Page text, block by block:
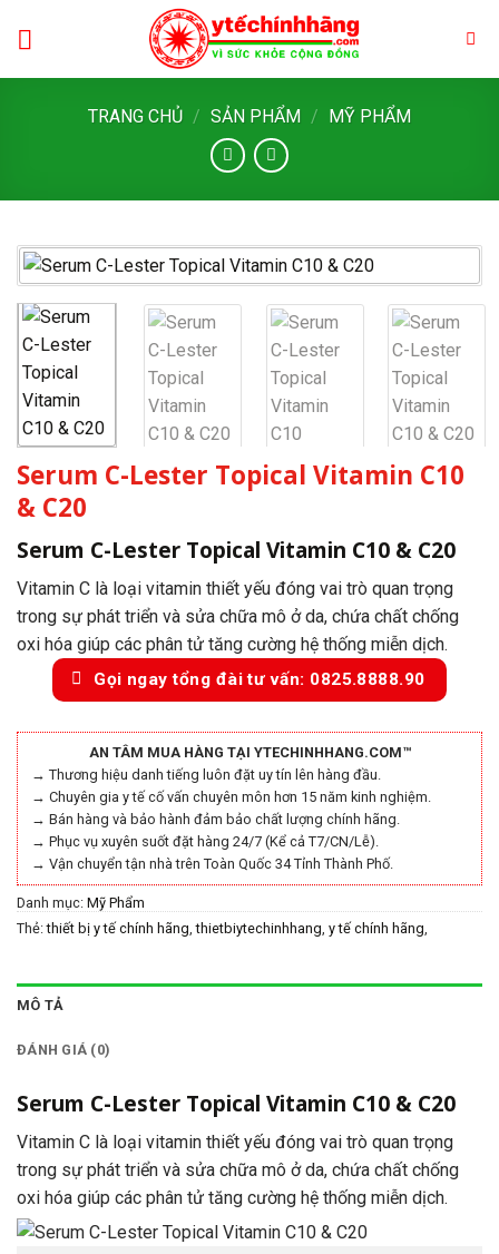
TRANG CHỦ / SẢN PHẨM / MỸ PHẨM
Serum C-Lester Topical Vitamin C10
& C20
Serum C-Lester Topical Vitamin C10 & C20
Vitamin C là loại vitamin thiết yếu đóng vai trò quan trọng
trong sự phát triển và sửa chữa mô ở da, chứa chất chống
oxi hóa giúp các phân tử tăng cường hệ thống miễn dịch.
Gọi ngay tổng đài tư vấn: 0825.8888.90
AN TÂM MUA HÀNG TẠI YTECHINHHANG.COM™
→ Thương hiệu danh tiếng luôn đặt uy tín lên hàng đầu.
→ Chuyên gia y tế cố vấn chuyên môn hơn 15 năm kinh nghiệm.
→ Bán hàng và bảo hành đảm bảo chất lượng chính hãng.
→ Phục vụ xuyên suốt đặt hàng 24/7 (Kể cả T7/CN/Lễ).
→ Vận chuyển tận nhà trên Toàn Quốc 34 Tỉnh Thành Phố.
Danh mục: Mỹ Phẩm
Thẻ:thiết bị y tế chính hãng ,thietbiytechinhhang y tế chính hãng
MÔ TẢ
ĐÁNH GIÁ (0)
Serum C-Lester Topical Vitamin C10 & C20
Vitamin C là loại vitamin thiết yếu đóng vai trò quan trọng
trong sự phát triển và sửa chữa mô ở da, chứa chất chống
oxi hóa giúp các phân tử tăng cường hệ thống miễn dịch.